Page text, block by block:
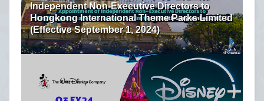
Independent Non-Executive Directors to
Hongkong International Theme Parks Limited
(Effective September 1, 2024)